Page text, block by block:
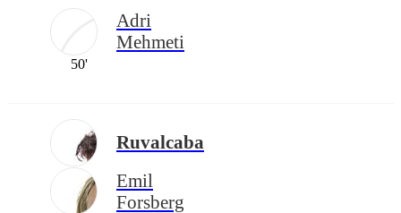
Adri
Mehmeti
50'
Ruvalcaba
Emil
Forsberg